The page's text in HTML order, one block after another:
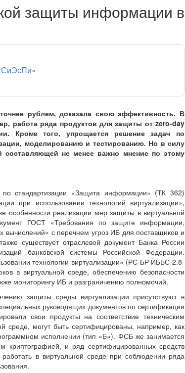
защиты информации в
рублем, доказала свою эффективность. В
работа ряда продуктов для защиты от zero-day
Кроме того, упрощается решение задач по
моделированию и тестированию. Но в силу
составляющей не менее важно мнение по этому
стандартизации «Защита информации» (ТК 362)
при использовании технологий виртуализации»,
особенности реализации мер защиты в виртуальной
ГОСТ «Требования по защите информации,
вычислений» с перечнем угроз ИБ для поставщиков и
существует отраслевой документ Банка России
банковской системы Российской Федерации.
технологии виртуализации» (РС БР ИББС-2.8-
в виртуальной среде, обеспечению безопасности
мониторингу ИБ и разграничению полномочий.
защиты среды виртуализации присутствуют в
руководящих документов по сертификации
свои продукты на соответствие техническим
среде, могут быть сертифицированы, например, как
исполнении (тип «Б»). ФСБ же занимается
криптографией, и ряд сертифицированных средств
в виртуальной среде при соблюдении ряда